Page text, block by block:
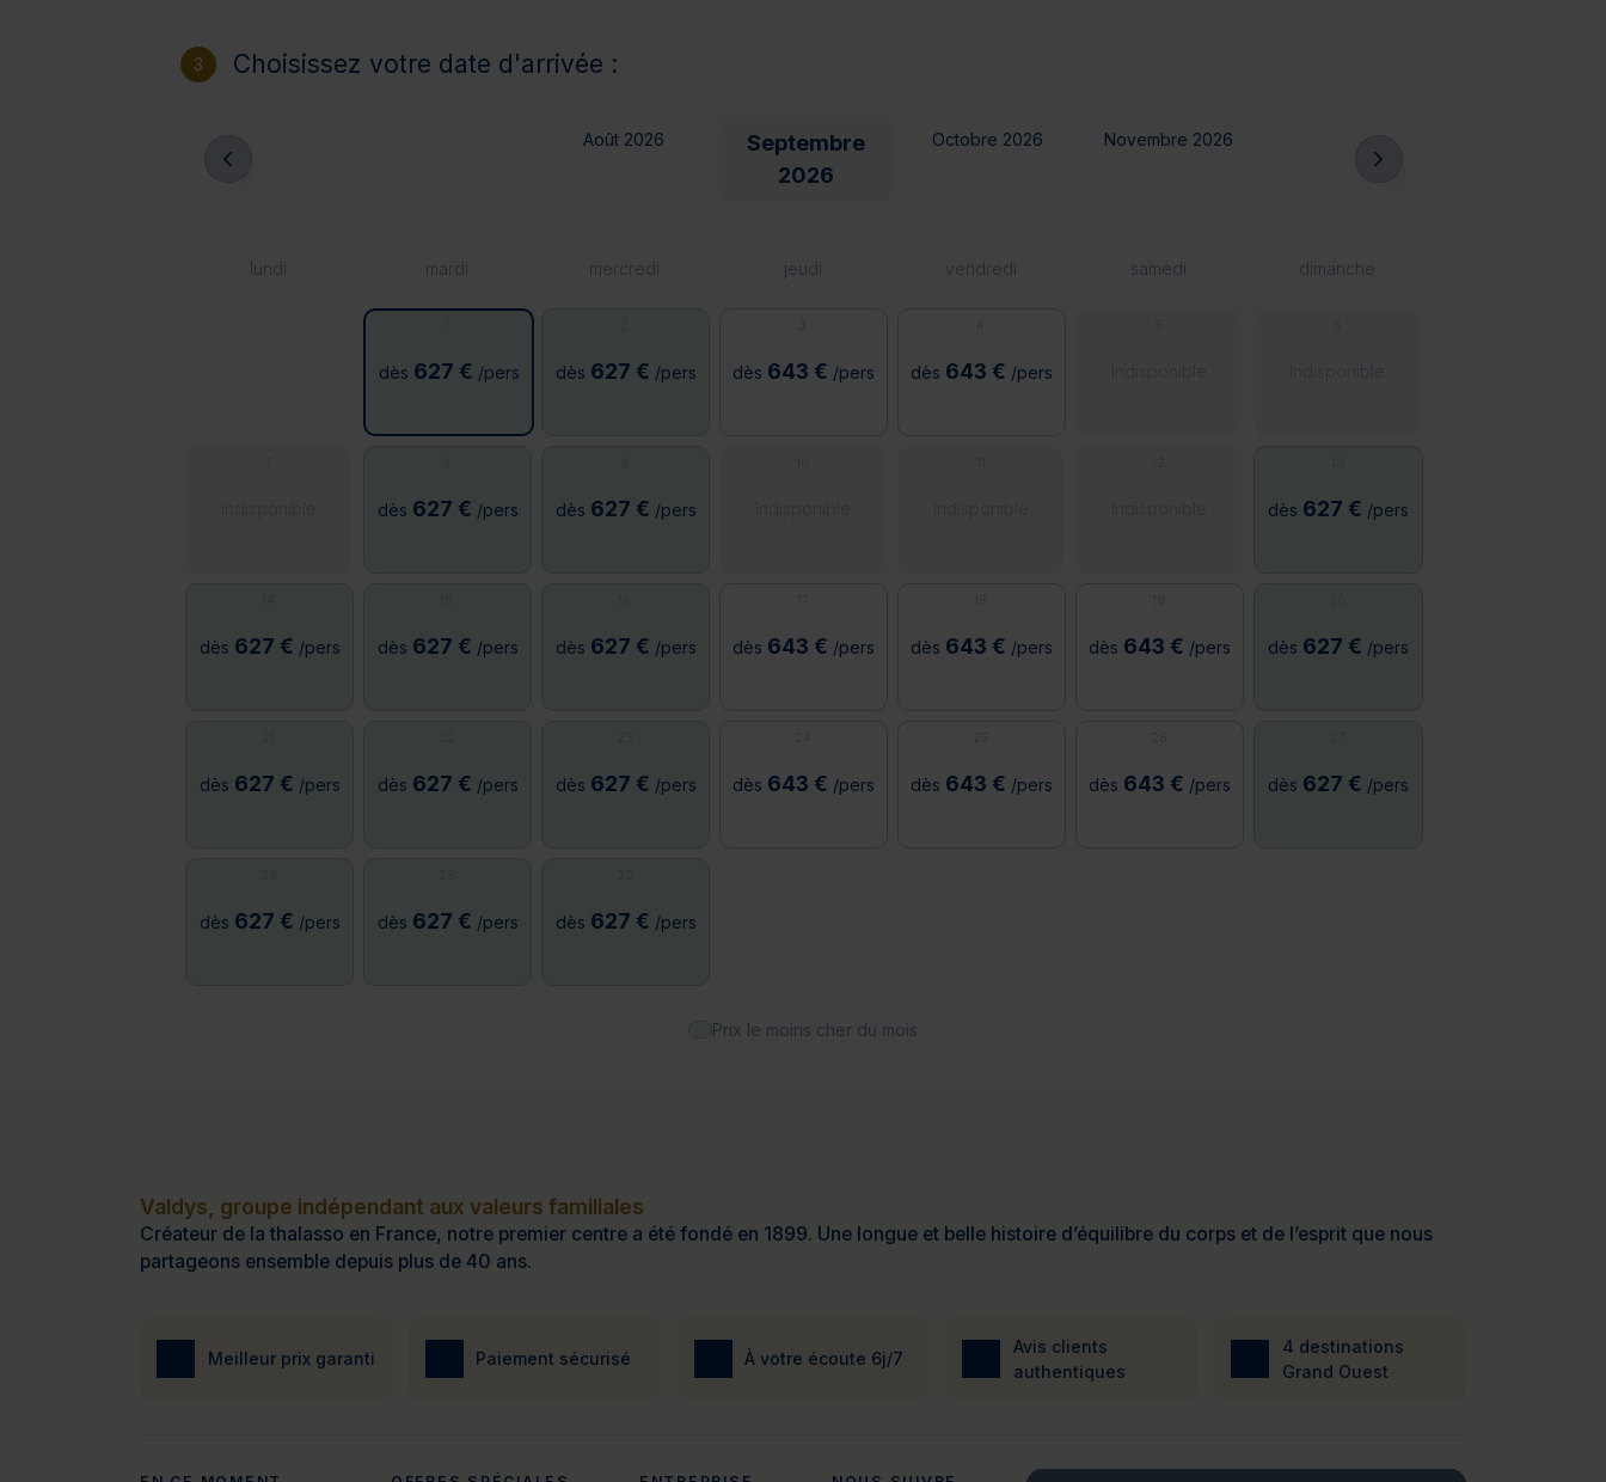
lundi mardi mercredi jeudi vendredi samedi dimanche
dès 627 € /pers dès 627 € /pers dès 643 € /pers dès 643 € /pers
dès 627 € /pers dès 627 € /pers dès 627 € /pers
dès 627 € /pers dès 627 € /pers dès 627 € /pers dès 643 € /pers dès 643 € /pers dès 643 € /pers dès 627 € /pers
dès 627 € /pers dès 627 € /pers dès 627 € /pers dès 643 € /pers dès 643 € /pers dès 643 € /pers dès 627 € /pers
dès 627 € /pers dès 627 € /pers dès 627 € /pers
3 Choisissez votre date d'arrivée :
Août 2026
Septembre
2026
Octobre 2026 Novembre 2026
Prix le moins cher du mois
Valdys, groupe indépendant aux valeurs familiales
Créateur de la thalasso en France, notre premier centre a été fondé en 1899. Une longue et belle histoire d’équilibre du corps et de l’esprit que nous
partageons ensemble depuis plus de 40 ans.
Meilleur prix garanti Paiement sécurisé À votre écoute 6j/7
Avis clients
authentiques
4 destinations
Grand Ouest